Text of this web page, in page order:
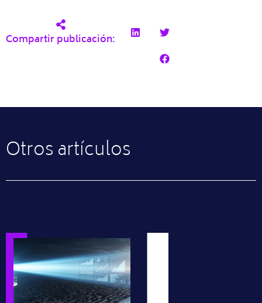
Compartir publicación:
Otros artículos